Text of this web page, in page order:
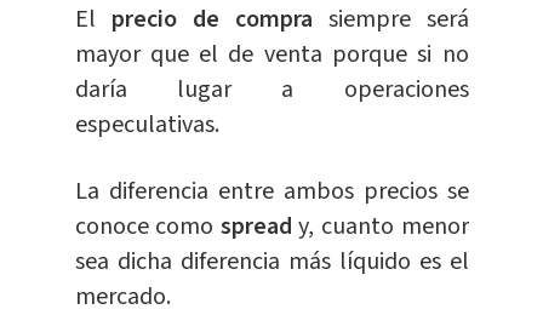
El precio de compra siempre será
mayor que el de venta porque si no
daría lugar a operaciones
especulativas.
La diferencia entre ambos precios se
conoce como spready, cuanto menor
sea dicha diferencia más líquido es el
mercado.